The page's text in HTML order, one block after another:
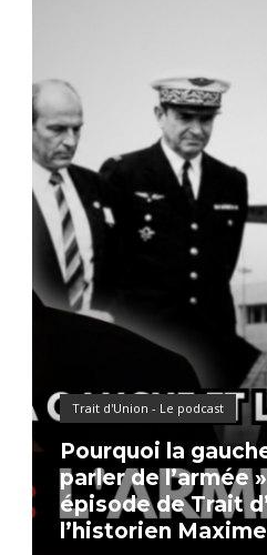
Trait d'Union - Le podcast
Pourquoi la
parler de l’armée
épisode de Trait
l’historien